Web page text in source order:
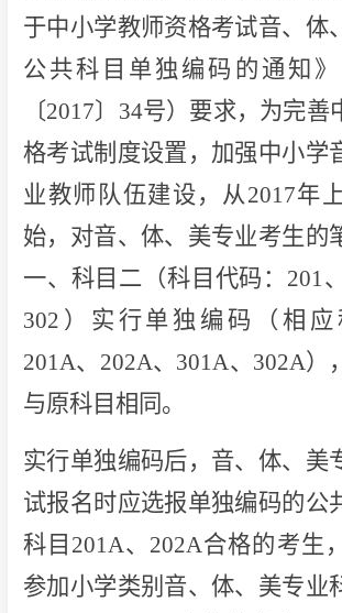
于中小学教师资格考试音、体
公共科目单独编码的通知
〔2017〕34号）要求，为完善
格考试制度设置，加强中小学
业教师队伍建设，从2017年
始，对音、体、美专业考生的
一、科目二（科目代码：201
302）实行单独编码（相应
201A、202A、301A、302A）
与原科目相同。
实行单独编码后，音、体、美
试报名时应选报单独编码的公
科目201A、202A合格的考生
参加小学类别音、体、美专业